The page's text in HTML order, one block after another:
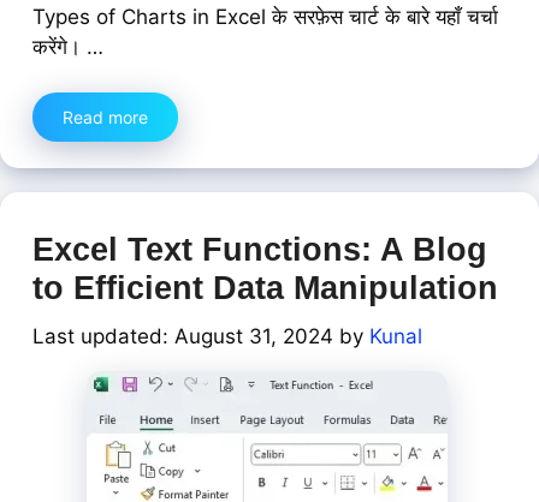
Types of Charts in Excel के सरफ़ेस चार्ट के बारे यहाँ चर्चा
करेंगे। …
Read more
Excel Text Functions: A Blog
to Efficient Data Manipulation
August 31, 2024 by Kunal